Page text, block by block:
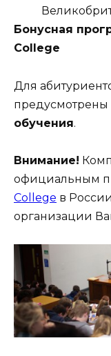
Бонусная
College
Для
предусмотрены
обучения.
Внимание!
официальным
College в
организации